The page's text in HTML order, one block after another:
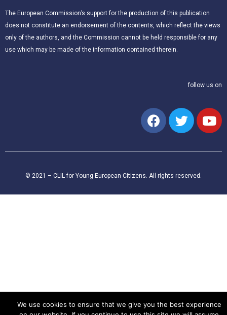
The European Commission’s support for the production of this publication
does not constitute an endorsement of the contents, which reflect the views
only of the authors, and the Commission cannot be held responsible for any
use which may be made of the information contained therein.
follow us on
© 2021 – CLIL for Young European Citizens. All rights reserved.
We use cookies to ensure that we give you the best experience